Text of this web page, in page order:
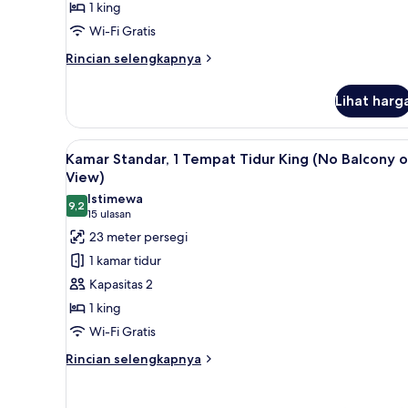
1 king
Wi-Fi Gratis
Rincian selengkapnya
Rincian
Executive
Suite
Lihat
Lihat
semua
foto
untuk
Kamar
Standar,
Tempat
Tidur
King
(No
Kamar Standar, 1 Tempat
5
Kamar Standar, 1 Tempat Tidur King (No Balcony
View)
9,29,2 dari 10
Istimewa
15 ulasan
(15
ulasan)
23 meter persegi
1 kamar tidur
Kapasitas 2
1 king
Wi-Fi Gratis
Rincian selengkapnya
Rincian